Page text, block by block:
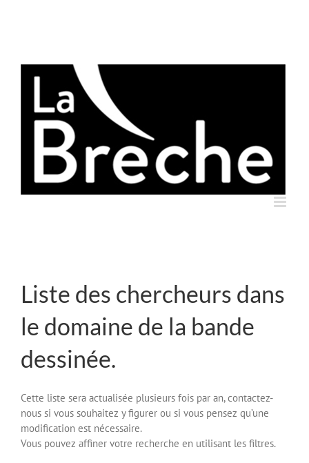
Liste des chercheurs dans
le domaine de la bande
dessinée.
Cette liste sera actualisée plusieurs fois par an, contactez-
nous si vous souhaitez y figurer ou si vous pensez qu’une
modification est nécessaire.
Vous pouvez affiner votre recherche en utilisant les filtres.